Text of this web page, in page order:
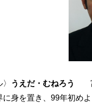
うえだ・むねろう
に身を置き、99年初め